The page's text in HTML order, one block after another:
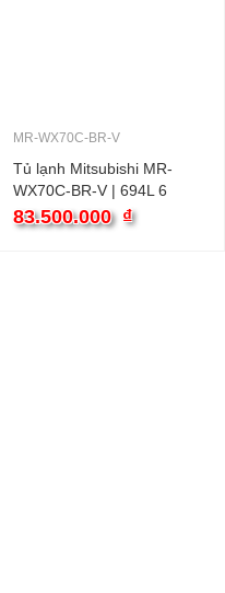
MR-WX70C-BR-V
Tủ lạnh Mitsubishi MR-
WX70C-BR-V | 694L 6
cánh
83.500.000 ₫